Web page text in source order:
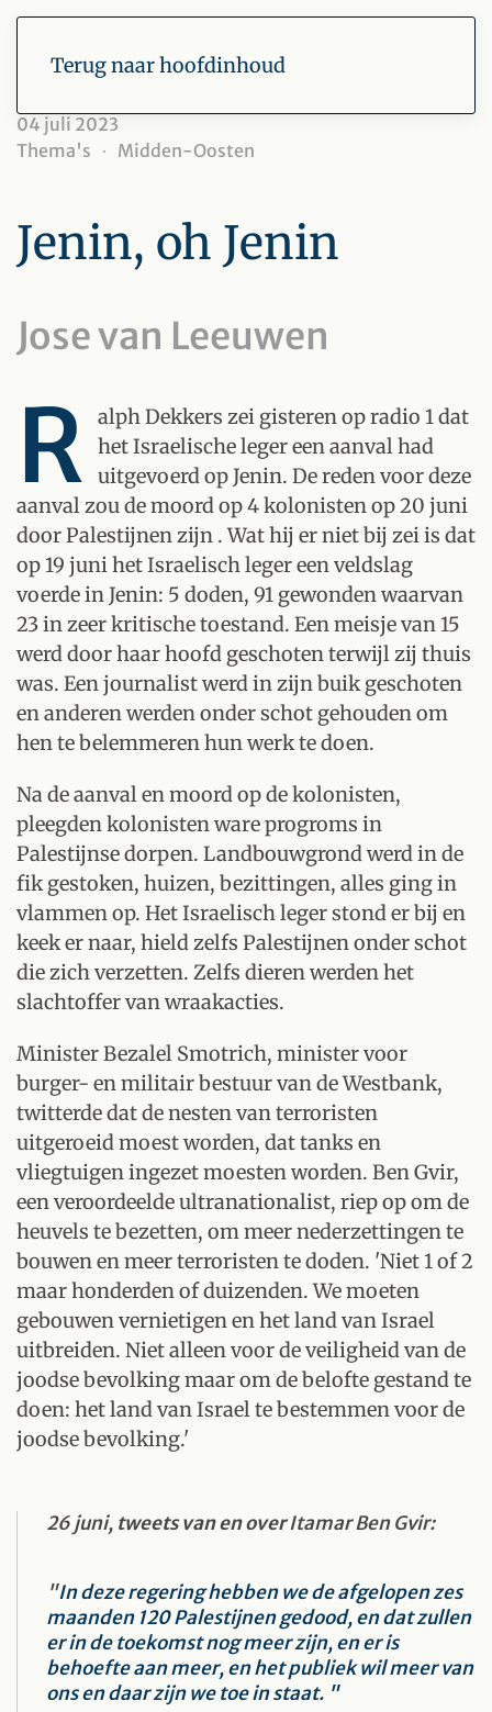
Terug naar hoofdinhoud
04 juli 2023
Thema's
Midden-Oosten
Jenin, oh Jenin
Jose van Leeuwen
R
alph Dekkers zei gisteren op radio 1 dat
het Israelische leger een aanval had
uitgevoerd op Jenin. De reden voor deze
aanval zou de moord op 4 kolonisten op 20 juni
door Palestijnen zijn . Wat hij er niet bij zei is dat
op 19 juni het Israelisch leger een veldslag
voerde in Jenin: 5 doden, 91 gewonden waarvan
23 in zeer kritische toestand. Een meisje van 15
werd door haar hoofd geschoten terwijl zij thuis
was. Een journalist werd in zijn buik geschoten
en anderen werden onder schot gehouden om
hen te belemmeren hun werk te doen.
Na de aanval en moord op de kolonisten,
pleegden kolonisten ware progroms in
Palestijnse dorpen. Landbouwgrond werd in de
fik gestoken, huizen, bezittingen, alles ging in
vlammen op. Het Israelisch leger stond er bij en
keek er naar, hield zelfs Palestijnen onder schot
die zich verzetten. Zelfs dieren werden het
slachtoffer van wraakacties.
Minister Bezalel Smotrich, minister voor
burger- en militair bestuur van de Westbank,
twitterde dat de nesten van terroristen
uitgeroeid moest worden, dat tanks en
vliegtuigen ingezet moesten worden. Ben Gvir,
een veroordeelde ultranationalist, riep op om de
heuvels te bezetten, om meer nederzettingen te
bouwen en meer terroristen te doden. 'Niet 1 of 2
maar honderden of duizenden. We moeten
gebouwen vernietigen en het land van Israel
uitbreiden. Niet alleen voor de veiligheid van de
joodse bevolking maar om de belofte gestand te
doen: het land van Israel te bestemmen voor de
joodse bevolking.'
26 juni, tweets van en overItamar Ben Gvir:
"In deze regering hebben we de afgelopen zes
maanden 120 Palestijnen gedood, en dat zullen
er in de toekomst nog meer zijn, en er is
behoefte aan meer, en het publiek wil meer van
ons en daar zijn we toe in staat. "